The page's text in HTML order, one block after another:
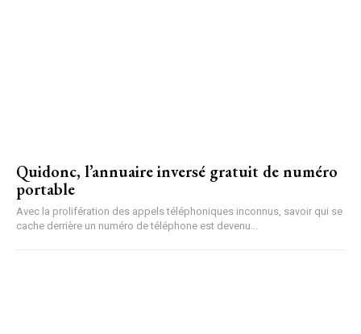
Quidonc, l’annuaire inversé gratuit de numéro
portable
Avec la prolifération des appels téléphoniques inconnus, savoir qui se
cache derrière un numéro de téléphone est devenu...